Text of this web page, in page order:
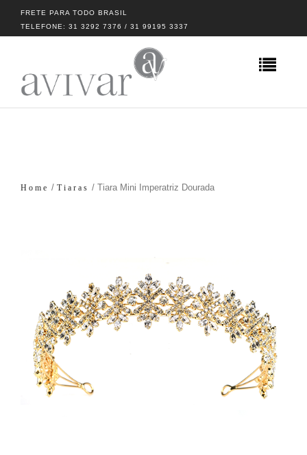
FRETE PARA TODO BRASIL
TELEFONE: 31 3292 7376 / 31 99195 3337
Home / Tiaras / Tiara Mini Imperatriz Dourada